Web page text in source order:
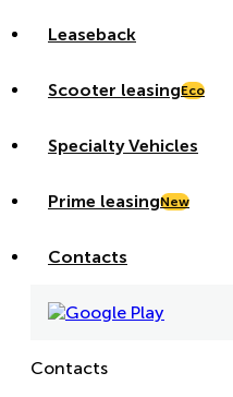
Leaseback
Scooter leasingEco
Specialty Vehicles
Prime leasingNew
Contacts
Contacts